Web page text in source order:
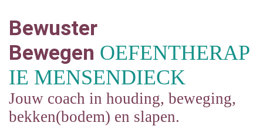
Bewuster
Bewegen OEFENTHERAP
IE MENSENDIECK
Jouw coach in houding, beweging,
bekken(bodem) en slapen.